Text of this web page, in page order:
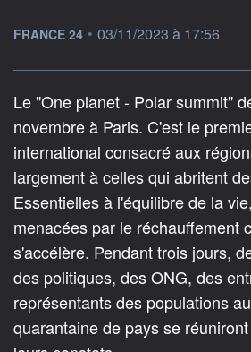
information fournie par
FRANCE 24 • 03/11/2023 à 17:56
Le "One planet - Polar summit"
novembre à Paris. C'est le
international consacré aux
largement à celles qui abritent
Essentielles à l'équilibre de la
menacées par le réchauffement
s'accélère. Pendant trois jours,
des politiques, des ONG, des
représentants des populations
quarantaine de pays se